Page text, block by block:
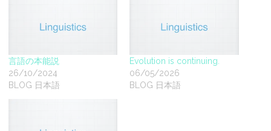
言語の本能説
26/10/2024
BLOG 日本語
Evolution is continuing.
06/05/2026
BLOG 日本語